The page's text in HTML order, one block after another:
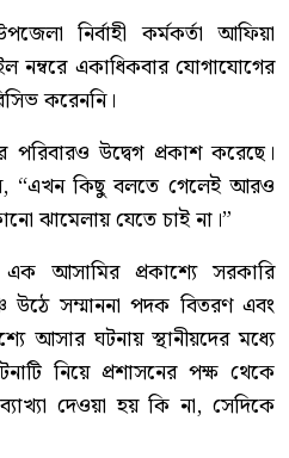
নির্বাহী কর্মকর্তা আফিয়া
নম্বরে একাধিকবার যোগাযোগের
করেননি।
উদ্বেগ প্রকাশ করেছে।
“এখন কিছু বলতে গেলেই আরও
ঝামেলায় যেতে চাই না।”
আসামির প্রকাশ্যে সরকারি
উঠে সম্মাননা পদক বিতরণ এবং
আসার ঘটনায় স্থানীয়দের মধ্যে
নিয়ে প্রশাসনের পক্ষ থেকে
দেওয়া হয় কি না, সেদিকে